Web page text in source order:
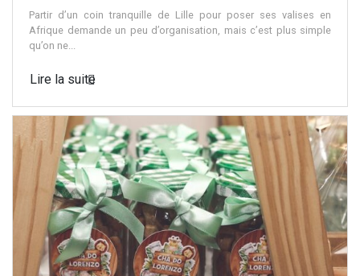
Partir d’un coin tranquille de Lille pour poser ses valises en
Afrique demande un peu d’organisation, mais c’est plus simple
qu’on ne...
Lire la suite